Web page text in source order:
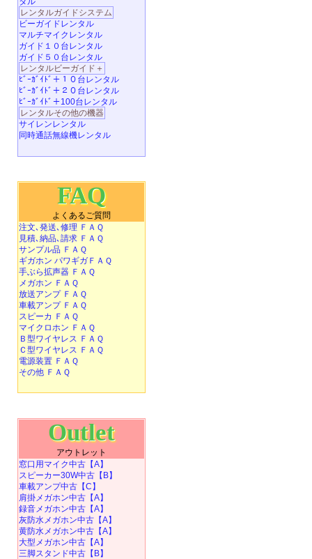
レンタルガイドシステム
ビーガイドレンタル
マルチマイクレンタル
ガイド１０台レンタル
ガイド５０台レンタル
レンタルビーガイド＋
ﾋﾞｰｶﾞｲﾄﾞ＋１０台レンタル
ﾋﾞｰｶﾞｲﾄﾞ＋２０台レンタル
ﾋﾞｰｶﾞｲﾄﾞ＋100台レンタル
レンタルその他の機器
サイレンレンタル
同時通話無線機レンタル
FAQ
よくあるご質問
注文､発送､修理 ＦＡＱ
見積､納品､請求 ＦＡＱ
サンプル品 ＦＡＱ
ギガホン パワギガＦＡＱ
手ぶら拡声器 ＦＡＱ
メガホン ＦＡＱ
放送アンプ ＦＡＱ
車載アンプ ＦＡＱ
スピーカ ＦＡＱ
マイクロホン ＦＡＱ
Ｂ型ワイヤレス ＦＡＱ
Ｃ型ワイヤレス ＦＡＱ
電源装置 ＦＡＱ
その他 ＦＡＱ
Outlet
アウトレット
窓口用マイク中古【A】
スピーカー30W中古【B】
車載アンプ中古【C】
肩掛メガホン中古【A】
録音メガホン中古【A】
灰防水メガホン中古【A】
黄防水メガホン中古【A】
大型メガホン中古【A】
三脚スタンド中古【B】